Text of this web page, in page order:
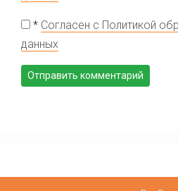
* Согласен с Политикой
данных